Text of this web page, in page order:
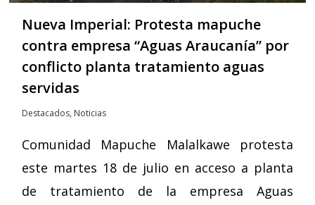
Nueva Imperial: Protesta mapuche
contra empresa “Aguas Araucanía” por
conflicto planta tratamiento aguas
servidas
Destacados, Noticias
Comunidad Mapuche Malalkawe protesta
este martes 18 de julio en acceso a planta
de tratamiento de la empresa Aguas